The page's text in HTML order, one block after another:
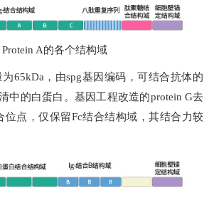
Protein A的各个结构域
65kDa，由spg基因编码，可结合抗体的
中的白蛋白。基因工程改造的protein G去
位点，仅保留Fc结合结构域，其结合力较